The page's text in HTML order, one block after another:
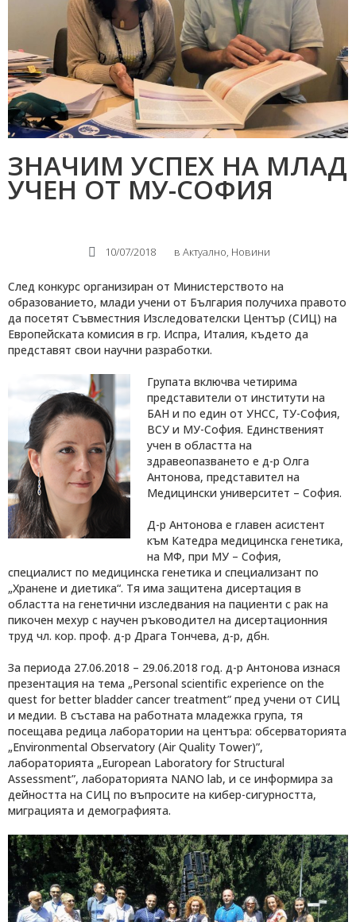
ЗНАЧИМ УСПЕХ НА МЛАД
УЧЕН ОТ МУ-СОФИЯ
10/07/2018 в Актуално, Новини
След конкурс организиран от Министерството на
образованието, млади учени от България получиха правото
да посетят Съвместния Изследователски Център (СИЦ) на
Европейската комисия в гр. Испра, Италия, където да
представят свои научни разработки.
Групата включва четирима
представители от институти на
БАН и по един от УНСС, ТУ-София,
ВСУ и МУ-София. Единственият
учен в областта на
здравеопазването е д-р Олга
Антонова, представител на
Медицински университет – София.
Д-р Антонова е главен асистент
към Катедра медицинска генетика,
на МФ, при МУ – София,
специалист по медицинска генетика и специализант по
„Хранене и диетика“. Тя има защитена дисертация в
областта на генетични изследвания на пациенти с рак на
пикочен мехур с научен ръководител на дисертационния
труд чл. кор. проф. д-р Драга Тончева, д-р, дбн.
За периода 27.06.2018 – 29.06.2018 год. д-р Антонова изнася
презентация на тема „Personal scientific experience on the
quest for better bladder cancer treatment” пред учени от СИЦ
и медии. В състава на работната младежка група, тя
посещава редица лаборатории на центъра: обсерваторията
„Environmental Observatory (Air Quality Tower)”,
лабораторията „European Laboratory for Structural
Assessment”, лабораторията NANO lab, и се информира за
дейността на СИЦ по въпросите на кибер-сигурността,
миграцията и демографията.